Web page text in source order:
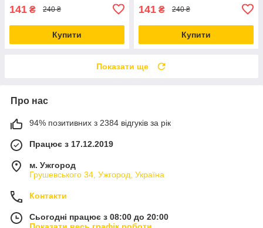
141 ₴ 240 ₴
Купити
141 ₴ 240 ₴
Купити
Показати ще
Про нас
94% позитивних з 2384 відгуків за рік
Працює з 17.12.2019
м. Ужгород
Грушевського 34, Ужгород, Україна
Контакти
Сьогодні працює з 08:00 до 20:00